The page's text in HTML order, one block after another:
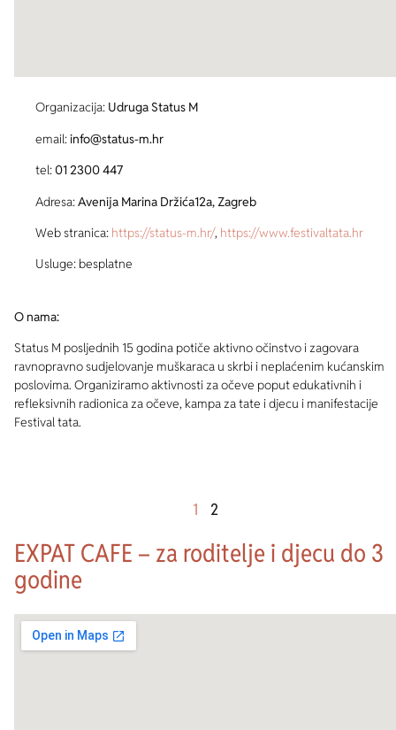
Organizacija: Udruga Status M
email:info@status-m.hr
tel: 01 2300 447
Adresa:Avenija Marina Držića12a, Zagreb
Web stranica: https://status-m.hr/, https://www.festivaltata.hr
Usluge: besplatne
O nama:
Status M posljednih 15 godina potiče aktivno očinstvo i zagovara
ravnopravno sudjelovanje muškaraca u skrbi i neplaćenim kućanskim
poslovima. Organiziramo aktivnosti za očeve poput edukativnih i
refleksivnih radionica za očeve, kampa za tate i djecu i manifestacije
Festival tata.
1 2
EXPAT CAFE – za roditelje i djecu do 3
godine